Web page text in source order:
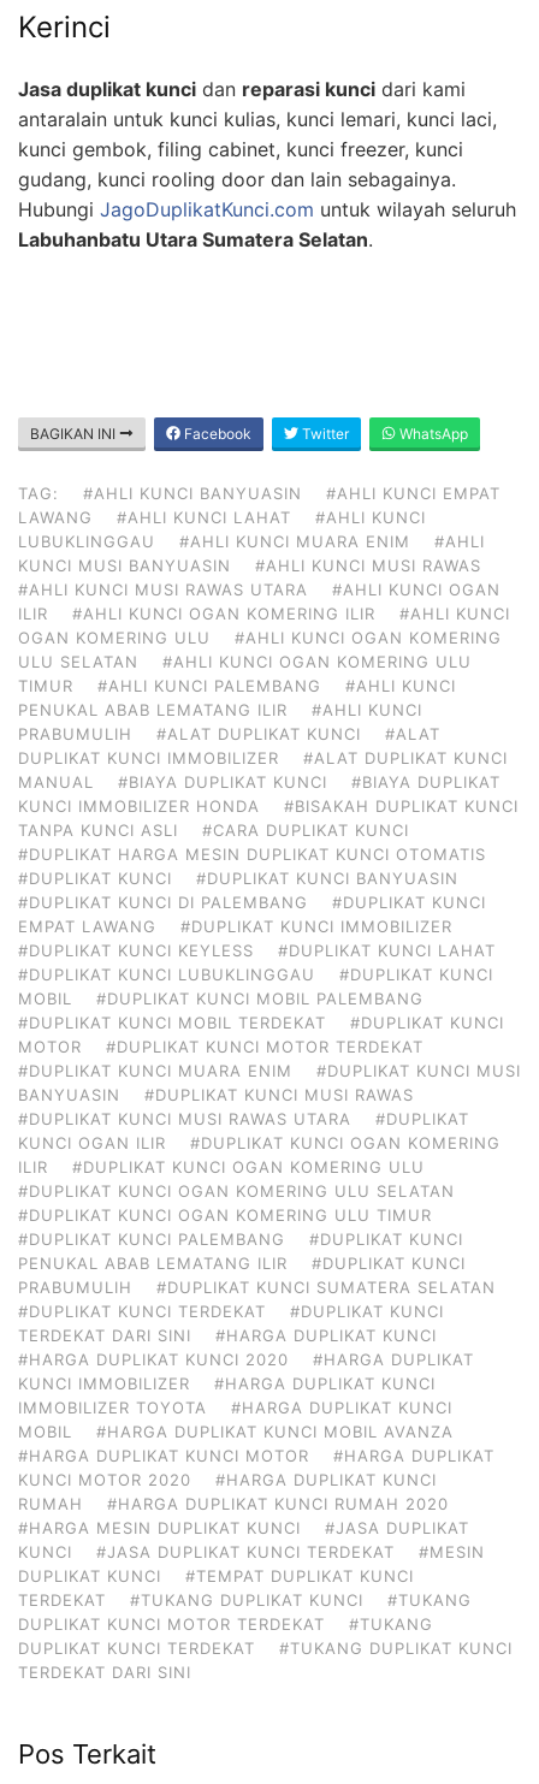
Kerinci
Jasa duplikat kunci dan reparasi kunci dari kami
antaralain untuk kunci kulias, kunci lemari, kunci laci,
kunci gembok, filing cabinet, kunci freezer, kunci
gudang, kunci rooling door dan lain sebagainya.
Hubungi JagoDuplikatKunci.com untuk wilayah seluruh
Labuhanbatu Utara Sumatera Selatan.
BAGIKAN INI Facebook Twitter WhatsApp
TAG: #AHLI KUNCI BANYUASIN
#AHLI KUNCI EMPAT
LAWANG
#AHLI KUNCI LAHAT
#AHLI KUNCI
LUBUKLINGGAU
#AHLI KUNCI MUARA ENIM
#AHLI
KUNCI MUSI BANYUASIN
#AHLI KUNCI MUSI RAWAS
#AHLI KUNCI MUSI RAWAS UTARA
#AHLI KUNCI OGAN
ILIR
#AHLI KUNCI OGAN KOMERING ILIR
#AHLI KUNCI
OGAN KOMERING ULU
#AHLI KUNCI OGAN KOMERING
ULU SELATAN
#AHLI KUNCI OGAN KOMERING ULU
TIMUR
#AHLI KUNCI PALEMBANG
#AHLI KUNCI
PENUKAL ABAB LEMATANG ILIR
#AHLI KUNCI
PRABUMULIH
#ALAT DUPLIKAT KUNCI
#ALAT
DUPLIKAT KUNCI IMMOBILIZER
#ALAT DUPLIKAT KUNCI
MANUAL
#BIAYA DUPLIKAT KUNCI
#BIAYA DUPLIKAT
KUNCI IMMOBILIZER HONDA
#BISAKAH DUPLIKAT KUNCI
TANPA KUNCI ASLI
#CARA DUPLIKAT KUNCI
#DUPLIKAT HARGA MESIN DUPLIKAT KUNCI OTOMATIS
#DUPLIKAT KUNCI
#DUPLIKAT KUNCI BANYUASIN
#DUPLIKAT KUNCI DI PALEMBANG
#DUPLIKAT KUNCI
EMPAT LAWANG
#DUPLIKAT KUNCI IMMOBILIZER
#DUPLIKAT KUNCI KEYLESS
#DUPLIKAT KUNCI LAHAT
#DUPLIKAT KUNCI LUBUKLINGGAU
#DUPLIKAT KUNCI
MOBIL
#DUPLIKAT KUNCI MOBIL PALEMBANG
#DUPLIKAT KUNCI MOBIL TERDEKAT
#DUPLIKAT KUNCI
MOTOR
#DUPLIKAT KUNCI MOTOR TERDEKAT
#DUPLIKAT KUNCI MUARA ENIM
#DUPLIKAT KUNCI MUSI
BANYUASIN
#DUPLIKAT KUNCI MUSI RAWAS
#DUPLIKAT KUNCI MUSI RAWAS UTARA
#DUPLIKAT
KUNCI OGAN ILIR
#DUPLIKAT KUNCI OGAN KOMERING
ILIR
#DUPLIKAT KUNCI OGAN KOMERING ULU
#DUPLIKAT KUNCI OGAN KOMERING ULU SELATAN
#DUPLIKAT KUNCI OGAN KOMERING ULU TIMUR
#DUPLIKAT KUNCI PALEMBANG
#DUPLIKAT KUNCI
PENUKAL ABAB LEMATANG ILIR
#DUPLIKAT KUNCI
PRABUMULIH
#DUPLIKAT KUNCI SUMATERA SELATAN
#DUPLIKAT KUNCI TERDEKAT
#DUPLIKAT KUNCI
TERDEKAT DARI SINI
#HARGA DUPLIKAT KUNCI
#HARGA DUPLIKAT KUNCI 2020
#HARGA DUPLIKAT
KUNCI IMMOBILIZER
#HARGA DUPLIKAT KUNCI
IMMOBILIZER TOYOTA
#HARGA DUPLIKAT KUNCI
MOBIL
#HARGA DUPLIKAT KUNCI MOBIL AVANZA
#HARGA DUPLIKAT KUNCI MOTOR
#HARGA DUPLIKAT
KUNCI MOTOR 2020
#HARGA DUPLIKAT KUNCI
RUMAH
#HARGA DUPLIKAT KUNCI RUMAH 2020
#HARGA MESIN DUPLIKAT KUNCI
#JASA DUPLIKAT
KUNCI
#JASA DUPLIKAT KUNCI TERDEKAT
#MESIN
DUPLIKAT KUNCI
#TEMPAT DUPLIKAT KUNCI
TERDEKAT
#TUKANG DUPLIKAT KUNCI
#TUKANG
DUPLIKAT KUNCI MOTOR TERDEKAT
#TUKANG
DUPLIKAT KUNCI TERDEKAT
#TUKANG DUPLIKAT KUNCI
TERDEKAT DARI SINI
Pos Terkait